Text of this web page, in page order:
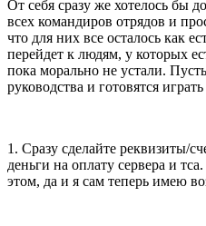
От себя сразу же хотелось бы
всех командиров отрядов и
что для них все осталось как
перейдет к людям, у которых
пока морально не устали.
руководства и готовятся
1. Сразу сделайте реквизиты/
деньги на оплату сервера и
этом, да и я сам теперь имею